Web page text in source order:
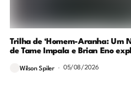
Trilha de ‘Homem-Aranha: Um
de Tame Impala e Brian Eno
Wilson Spiler 05/08/2026